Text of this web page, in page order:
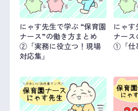
にゃす先生で学ぶ “保育園
ナース”の働き方まとめ
②「実務に役立つ！現場
対応集」
にゃ
ナース
①「仕